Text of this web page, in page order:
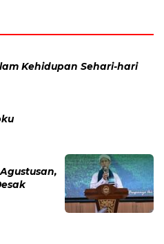
Kehidupan Sehari-hari